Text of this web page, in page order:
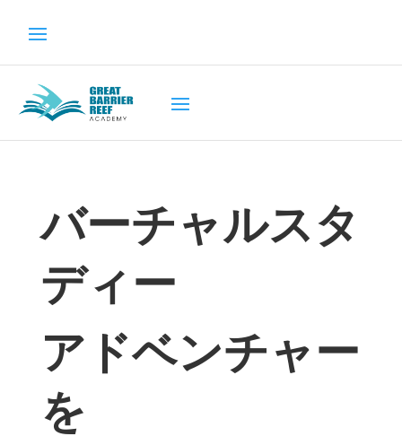
バーチャルスタ
ディ ー
アドベンチャー
を